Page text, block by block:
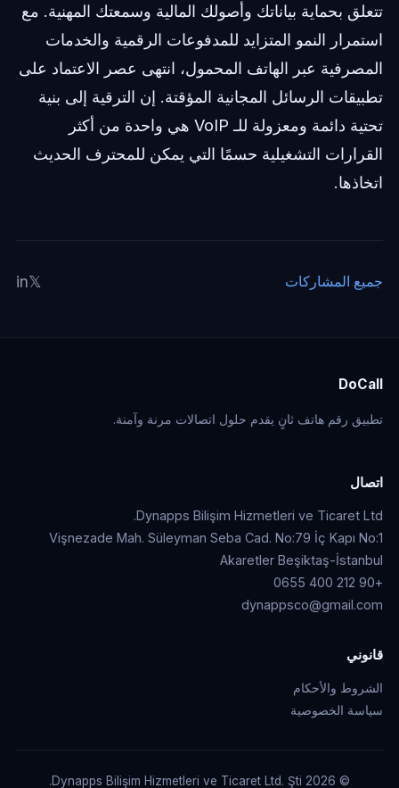
تتعلق بحماية بياناتك وأصولك المالية وسمعتك المهنية. مع
استمرار النمو المتزايد للمدفوعات الرقمية والخدمات
المصرفية عبر الهاتف المحمول، انتهى عصر الاعتماد على
تطبيقات الرسائل المجانية المؤقتة. إن الترقية إلى بنية
تحتية دائمة ومعزولة للـ VoIP هي واحدة من أكثر
القرارات التشغيلية حسمًا التي يمكن للمحترف الحديث
اتخاذها.
جميع المشاركات 𝕏
in
DoCall
تطبيق رقم هاتف ثانٍ يقدم حلول اتصالات مرنة وآمنة.
اتصال
Dynapps Bilişim Hizmetleri ve Ticaret Ltd.
Vişnezade Mah. Süleyman Seba Cad. No:79 İç Kapı No:1
Akaretler Beşiktaş-İstanbul
+90 212 400 0655
dynappsco@gmail.com
قانوني
الشروط والأحكام
سياسة الخصوصية
© 2026 Dynapps Bilişim Hizmetleri ve Ticaret Ltd. Şti.